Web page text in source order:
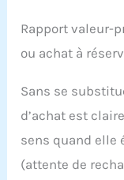
Rapport valeur-
ou achat à
Sans se
d’achat est
sens quand elle
(attente de